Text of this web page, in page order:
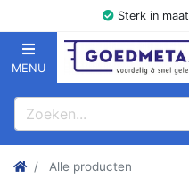
Sterk in
MENU
Zoeken
Stalen kokers, hoekstaal,
Alle producten